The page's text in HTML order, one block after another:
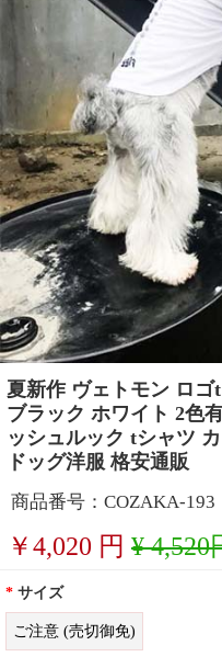
夏新作 ヴェトモン ロゴ
ブラック ホワイト 2色
ッシュルック tシャツ
ドッグ洋服 格安通販
商品番号：COZAKA-193
￥4,020 円 ¥ 4,520
* サイズ
ご注意 (売切御免)